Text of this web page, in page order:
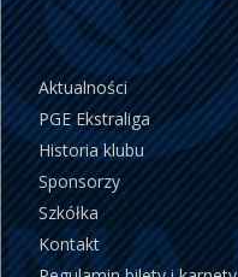
Aktualności
PGE Ekstraliga
Historia klubu
Sponsorzy
Szkółka
Kontakt